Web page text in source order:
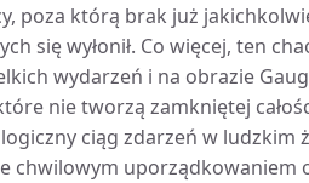
poza którą brak już
się wyłonił. Co więcej, ten
wydarzeń i na obrazie
nie tworzą zamkniętej
ciąg zdarzeń w ludzkim
chwilowym uporządkowaniem